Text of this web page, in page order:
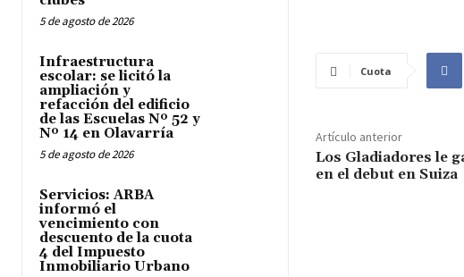
5 de agosto de 2026
Infraestructura
escolar: se licitó la
ampliación y
refacción del edificio
de las Escuelas Nº 52 y
Nº 14 en Olavarría
5 de agosto de 2026
Servicios: ARBA
informó el
vencimiento con
descuento de la cuota
4 del Impuesto
Inmobiliario Urbano
Cuota
Artículo anterior
Los Gladiadores le
en el debut en Suiza